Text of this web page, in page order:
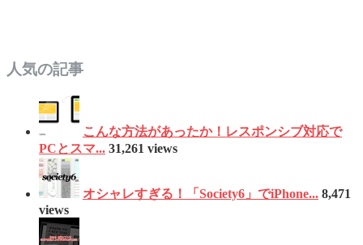
人気の記事
こんな方法があったか！レスポンシブ対応で
PCとスマ... 31,261 views
オシャレすぎる！「Society6」でiPhone... 8,471
views